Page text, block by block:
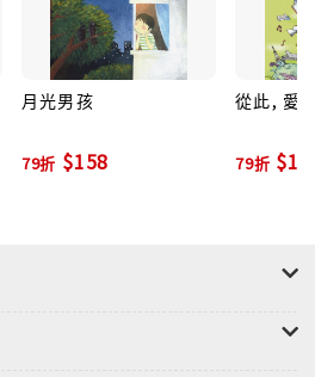
較倒楣？
月光男孩
79折 $158
從此, 愛
79折